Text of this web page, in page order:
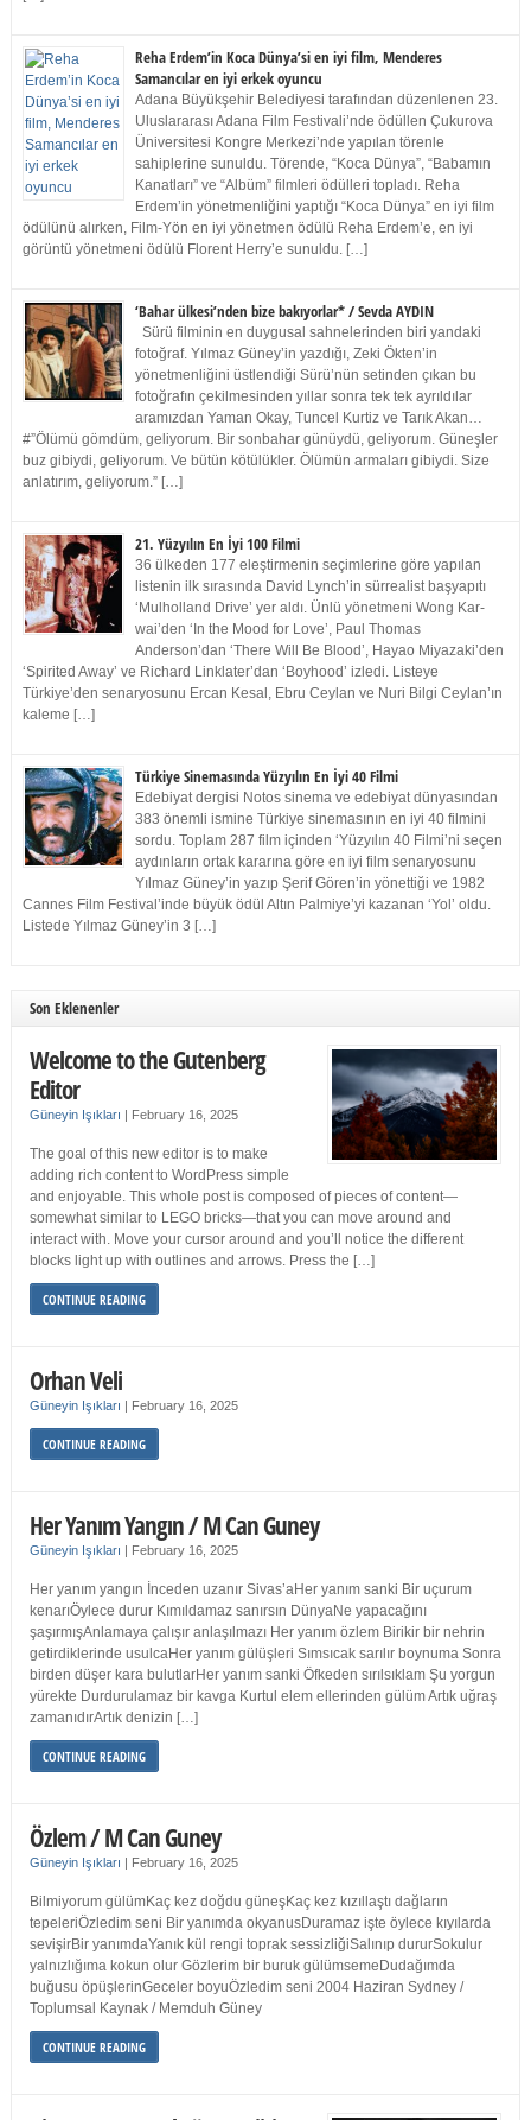
Reha Erdem’in Koca Dünya’si en iyi film, Menderes
Samancılar en iyi erkek oyuncu
Adana Büyükşehir Belediyesi tarafından düzenlenen 23.
Uluslararası Adana Film Festivali’nde ödüllen Çukurova
Üniversitesi Kongre Merkezi’nde yapılan törenle
sahiplerine sunuldu. Törende, “Koca Dünya”, “Babamın
Kanatları” ve “Albüm” filmleri ödülleri topladı. Reha
Erdem’in yönetmenliğini yaptığı “Koca Dünya” en iyi film
ödülünü alırken, Film-Yön en iyi yönetmen ödülü Reha Erdem’e, en iyi
görüntü yönetmeni ödülü Florent Herry’e sunuldu. […]
‘Bahar ülkesi’nden bize bakıyorlar* / Sevda AYDIN
Sürü filminin en duygusal sahnelerinden biri yandaki
fotoğraf. Yılmaz Güney’in yazdığı, Zeki Ökten’in
yönetmenliğini üstlendiği Sürü’nün setinden çıkan bu
fotoğrafın çekilmesinden yıllar sonra tek tek ayrıldılar
aramızdan Yaman Okay, Tuncel Kurtiz ve Tarık Akan…
#”Ölümü gömdüm, geliyorum. Bir sonbahar günüydü, geliyorum. Güneşler
buz gibiydi, geliyorum. Ve bütün kötülükler. Ölümün armaları gibiydi. Size
anlatırım, geliyorum.” […]
21. Yüzyılın En İyi 100 Filmi
36 ülkeden 177 eleştirmenin seçimlerine göre yapılan
listenin ilk sırasında David Lynch’in sürrealist başyapıtı
‘Mulholland Drive’ yer aldı. Ünlü yönetmeni Wong Kar-
wai’den ‘In the Mood for Love’, Paul Thomas
Anderson’dan ‘There Will Be Blood’, Hayao Miyazaki’den
‘Spirited Away’ ve Richard Linklater’dan ‘Boyhood’ izledi. Listeye
Türkiye’den senaryosunu Ercan Kesal, Ebru Ceylan ve Nuri Bilgi Ceylan’ın
kaleme […]
Türkiye Sinemasında Yüzyılın En İyi 40 Filmi
Edebiyat dergisi Notos sinema ve edebiyat dünyasından
383 önemli ismine Türkiye sinemasının en iyi 40 filmini
sordu. Toplam 287 film içinden ‘Yüzyılın 40 Filmi’ni seçen
aydınların ortak kararına göre en iyi film senaryosunu
Yılmaz Güney’in yazıp Şerif Gören’in yönettiği ve 1982
Cannes Film Festival’inde büyük ödül Altın Palmiye’yi kazanan ‘Yol’ oldu.
Listede Yılmaz Güney’in 3 […]
Son Eklenenler
Welcome to the Gutenberg
Editor
Güneyin Işıkları | February 16, 2025
The goal of this new editor is to make
adding rich content to WordPress simple
and enjoyable. This whole post is composed of pieces of content—
somewhat similar to LEGO bricks—that you can move around and
interact with. Move your cursor around and you’ll notice the different
blocks light up with outlines and arrows. Press the […]
CONTINUE READING
Orhan Veli
Güneyin Işıkları | February 16, 2025
CONTINUE READING
Her Yanım Yangın / M Can Guney
Güneyin Işıkları | February 16, 2025
Her yanım yangın İnceden uzanır Sivas’aHer yanım sanki Bir uçurum
kenarıÖylece durur Kımıldamaz sanırsın DünyaNe yapacağını
şaşırmışAnlamaya çalışır anlaşılmazı Her yanım özlem Birikir bir nehrin
getirdiklerinde usulcaHer yanım gülüşleri Sımsıcak sarılır boynuma Sonra
birden düşer kara bulutlarHer yanım sanki Öfkeden sırılsıklam Şu yorgun
yürekte Durdurulamaz bir kavga Kurtul elem ellerinden gülüm Artık uğraş
zamanıdırArtık denizin […]
CONTINUE READING
Özlem / M Can Guney
Güneyin Işıkları | February 16, 2025
Bilmiyorum gülümKaç kez doğdu güneşKaç kez kızıllaştı dağların
tepeleriÖzledim seni Bir yanımda okyanusDuramaz işte öylece kıyılarda
sevişirBir yanımdaYanık kül rengi toprak sessizliğiSalınıp dururSokulur
yalnızlığıma kokun olur Gözlerim bir buruk gülümsemeDudağımda
buğusu öpüşlerinGeceler boyuÖzledim seni 2004 Haziran Sydney /
Toplumsal Kaynak / Memduh Güney
CONTINUE READING